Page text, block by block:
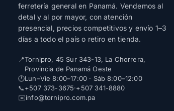
ferretería general en Panamá. Vendemos al
detal y al por mayor, con atención
presencial, precios competitivos y envío 1–3
días a todo el país o retiro en tienda.
📍Tornipro, 45 Sur 343-13, La Chorrera,
Provincia de Panamá Oeste
🕐Lun–Vie 8:00–17:00 · Sáb 8:00–12:00
📞+507 373-3675·+507 341-8880
✉️info@tornipro.com.pa